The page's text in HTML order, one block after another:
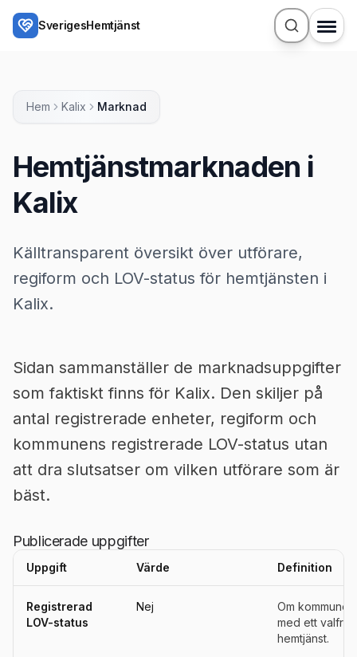
Hoppa till huvudinnehåll
SverigesHemtjänst
Hem Kalix Marknad
Hemtjänstmarknaden i
Kalix
Källtransparent översikt över utförare,
regiform och LOV-status för hemtjänsten i
Kalix.
Sidan sammanställer de marknadsuppgifter
som faktiskt finns för Kalix. Den skiljer på
antal registrerade enheter, regiform och
kommunens registrerade LOV-status utan
att dra slutsatser om vilken utförare som är
bäst.
Publicerade uppgifter
Uppgift Värde Definition
Registrerad
LOV-status
Nej
Om
med ett
hemtjänst.